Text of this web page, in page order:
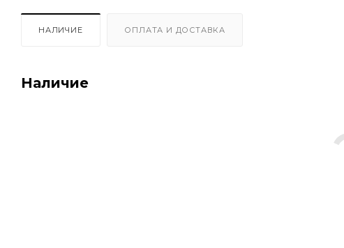
НАЛИЧИЕ ОПЛАТА И ДОСТАВКА
Наличие